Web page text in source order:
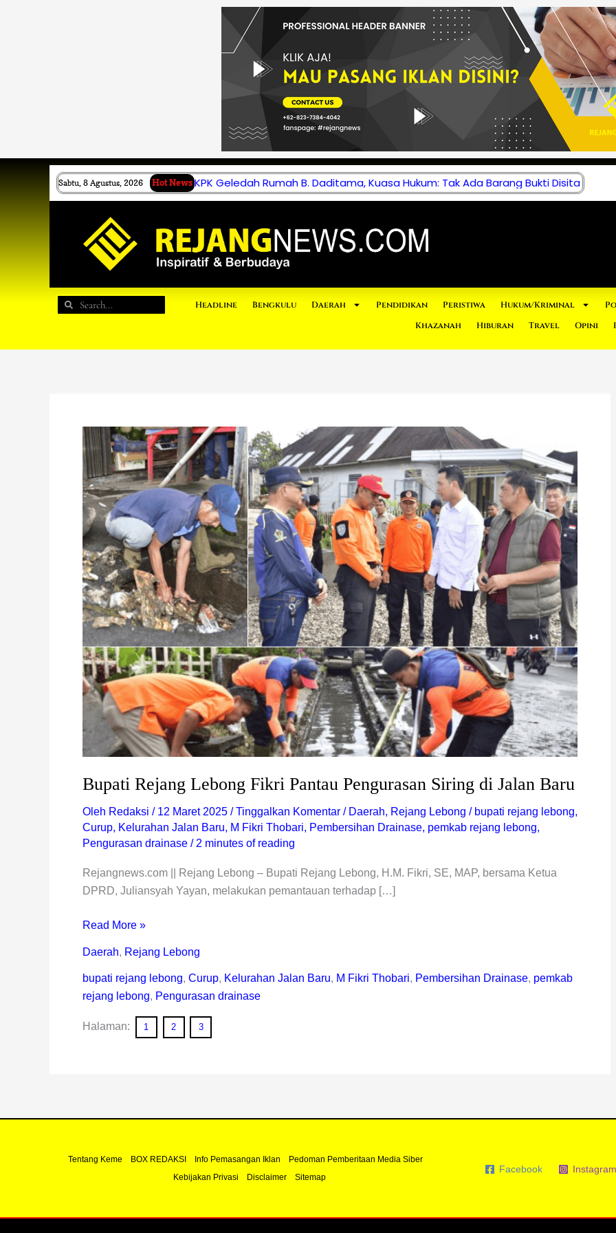
Sabtu, 8 Agustus, 2026 Hot News KPK Geledah Rumah B. Daditama, Kuasa Hukum: Tak Ada Barang Bukti Disita
Search
Search Headline Bengkulu Daerah Pendidikan Peristiwa Hukum/Kriminal
Khazanah
Hiburan Travel Opini
Bupati Rejang Lebong Fikri Pantau Pengurasan Siring di Jalan Baru
Oleh Redaksi / 12 Maret 2025 /Tinggalkan Komentar / Daerah, Rejang Lebong / bupati rejang lebong,
Curup, Kelurahan Jalan Baru, M Fikri Thobari, Pembersihan Drainase, pemkab rejang lebong,
Pengurasan drainase / 2 minutes of reading
Rejangnews.com || Rejang Lebong – Bupati Rejang Lebong, H.M. Fikri, SE, MAP, bersama Ketua
DPRD, Juliansyah Yayan, melakukan pemantauan terhadap […]
Bupati
Rejang
Lebong
Fikri
Pantau
Pengurasan
Siring
di
Jalan
Baru
Read More »
Daerah, Rejang Lebong
bupati rejang lebong, Curup, Kelurahan Jalan Baru, M Fikri Thobari, Pembersihan Drainase, pemkab
rejang lebong, Pengurasan drainase
Halaman: 1 2 3
Tentang Keme BOX REDAKSI Info Pemasangan Iklan
Pedoman Pemberitaan Media Siber
Kebijakan Privasi
Disclaimer Sitemap
Facebook Instagram